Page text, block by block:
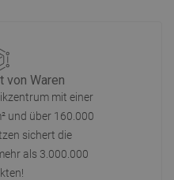
von Waren
mit einer
und über 160.000
sichert die
als 3.000.000